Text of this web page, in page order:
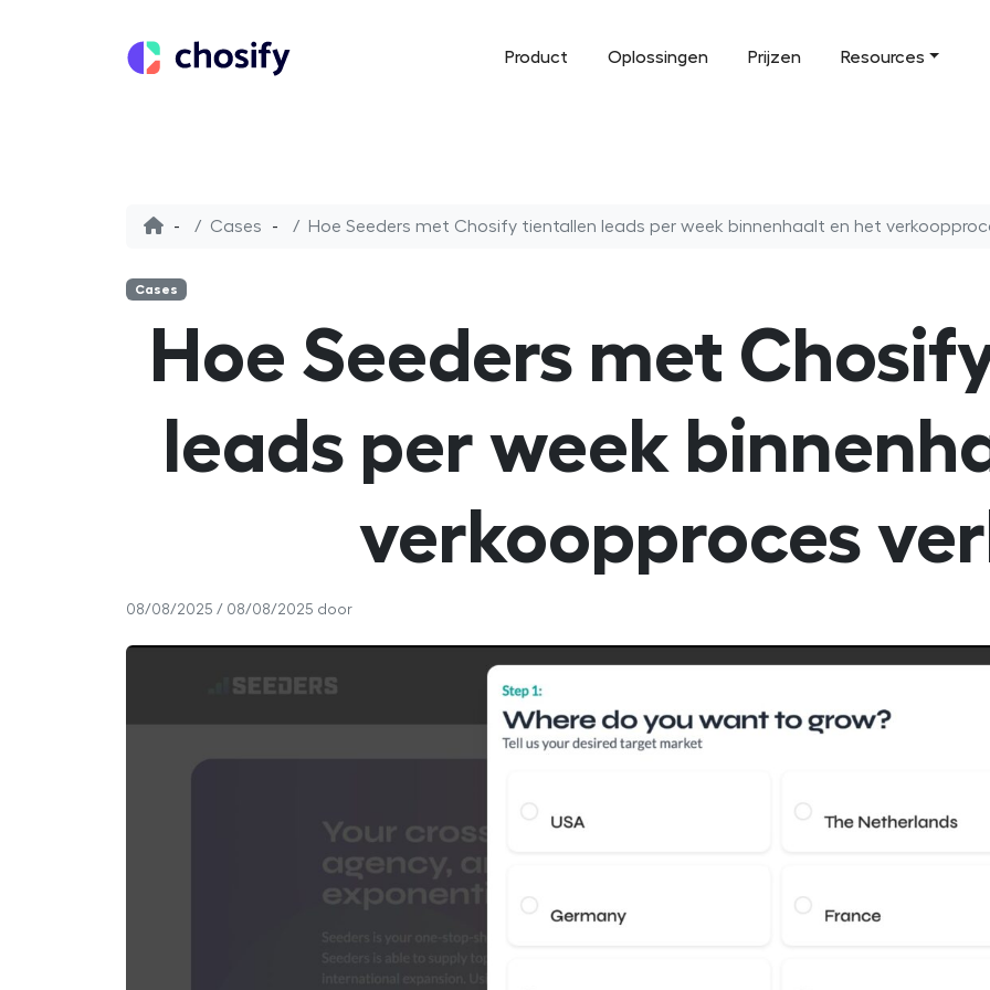
Product Oplossingen Prijzen Resources
Cases Hoe Seeders met Chosify tientallen leads per week binnenhaalt en het
Cases
Hoe Seeders met
leads per week
verkoopproces
08/08/2025 / 08/08/2025 door